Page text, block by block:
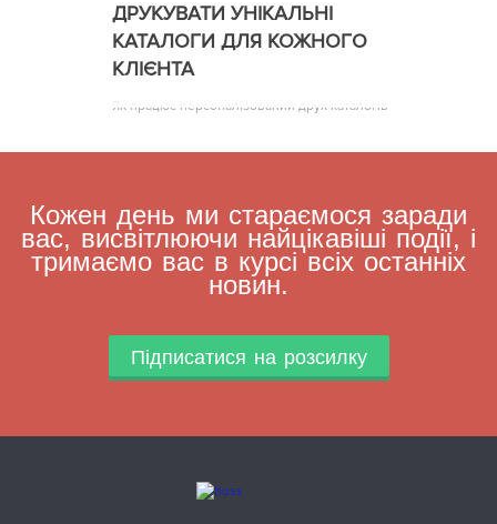
ДРУКУВАТИ УНІКАЛЬНІ
КАТАЛОГИ ДЛЯ КОЖНОГО
КЛІЄНТА
Як працює персоналізований друк каталогів
Кожен день ми стараємося заради
вас, висвітлюючи найцікавіші події, і
тримаємо вас в курсі всіх останніх
новин.
Підписатися на розсилку